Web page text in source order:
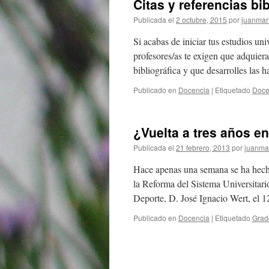
Citas y referencias
Publicada el 2 octubre, 2015 por
Si acabas de iniciar tus estudios
profesores/as te exigen que
bibliográfica y que desarrolles las
Publicado en Docencia | Etiquetado
¿Vuelta a tres años
Publicada el 21 febrero, 2013 por
Hace apenas una semana se ha
la Reforma del Sistema
Deporte, D. José Ignacio Wert, el
Publicado en Docencia | Etiquetado